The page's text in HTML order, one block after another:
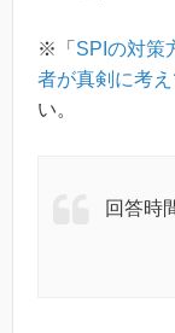
※「 SPIの対策
者が真剣に考
い。
回答時